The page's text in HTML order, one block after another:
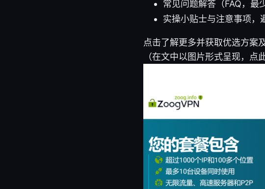
常见问题解答（FAQ，最
实操小贴士与注意事项，
点击了解更多并获取优选方案
（在文中以图片形式呈现，点